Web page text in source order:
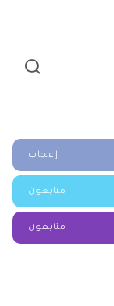
إعجاب
متابعون
متابعون